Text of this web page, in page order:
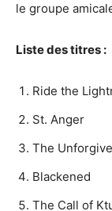
le groupe
Liste des titres :
Ride the
St. Anger
The
Blackened
The Call of